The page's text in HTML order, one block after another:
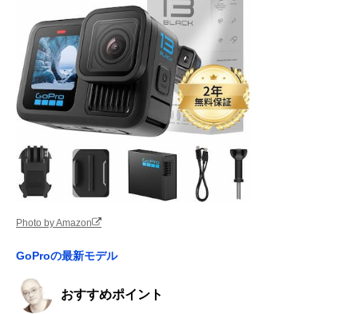
Photo by Amazon
GoProの最新モデル
おすすめポイント